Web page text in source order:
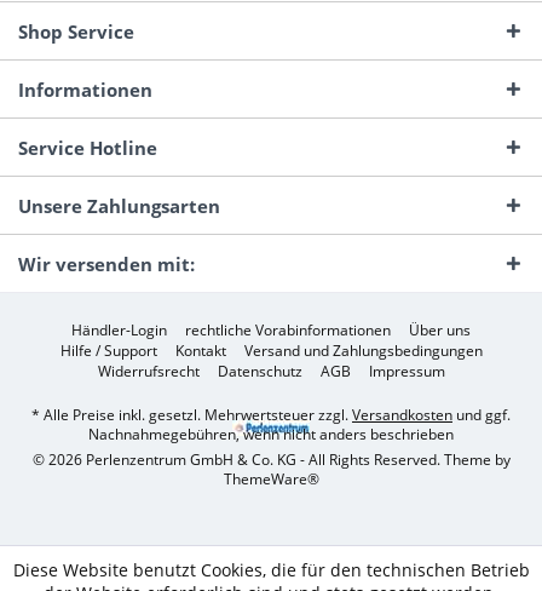
Shop Service
Informationen
Service Hotline
Unsere Zahlungsarten
Wir versenden mit:
Händler-Login rechtliche Vorabinformationen
Über uns
Hilfe / Support
Kontakt
Versand und Zahlungsbedingungen
Widerrufsrecht
Datenschutz AGB Impressum
* Alle Preise inkl. gesetzl. Mehrwertsteuer zzgl.Versandkosten und ggf.
Nachnahmegebühren, wenn nicht anders beschrieben
© 2026 Perlenzentrum GmbH & Co. KG - All Rights Reserved. Theme by
ThemeWare®
Diese Website benutzt Cookies, die für den technischen Betrieb